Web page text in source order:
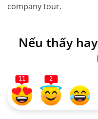
company tour.
Nếu thấy
11 2